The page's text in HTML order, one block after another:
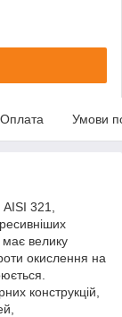
Оплата Умови
321,
має велику
окислення на
конструкцій,